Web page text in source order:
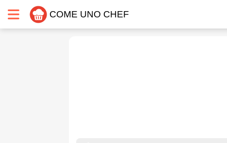
COME UNO CHEF